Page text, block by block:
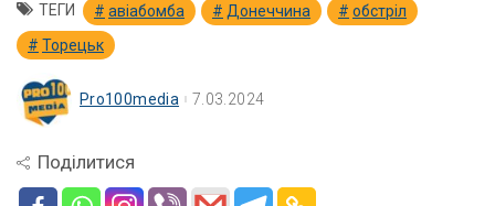
ТЕГИ авіабомба Донеччина
обстріл
Торецьк
Pro100media 7.03.2024
Поділитися